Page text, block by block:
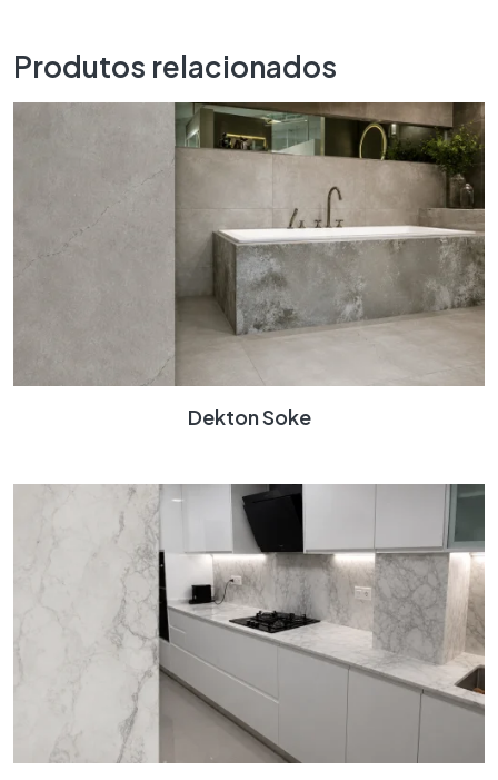
Produtos relacionados
Dekton Soke